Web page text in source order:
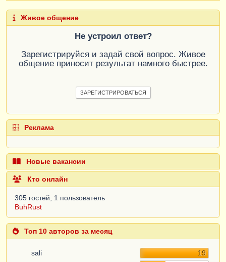
Живое общение
Не устроил ответ?
Зарегистрируйся и задай свой вопрос. Живое
общение приносит результат намного быстрее.
ЗАРЕГИСТРИРОВАТЬСЯ
Реклама
Новые вакансии
Кто онлайн
305 гостей, 1 пользователь
BuhRust
Топ 10 авторов за месяц
sali
19